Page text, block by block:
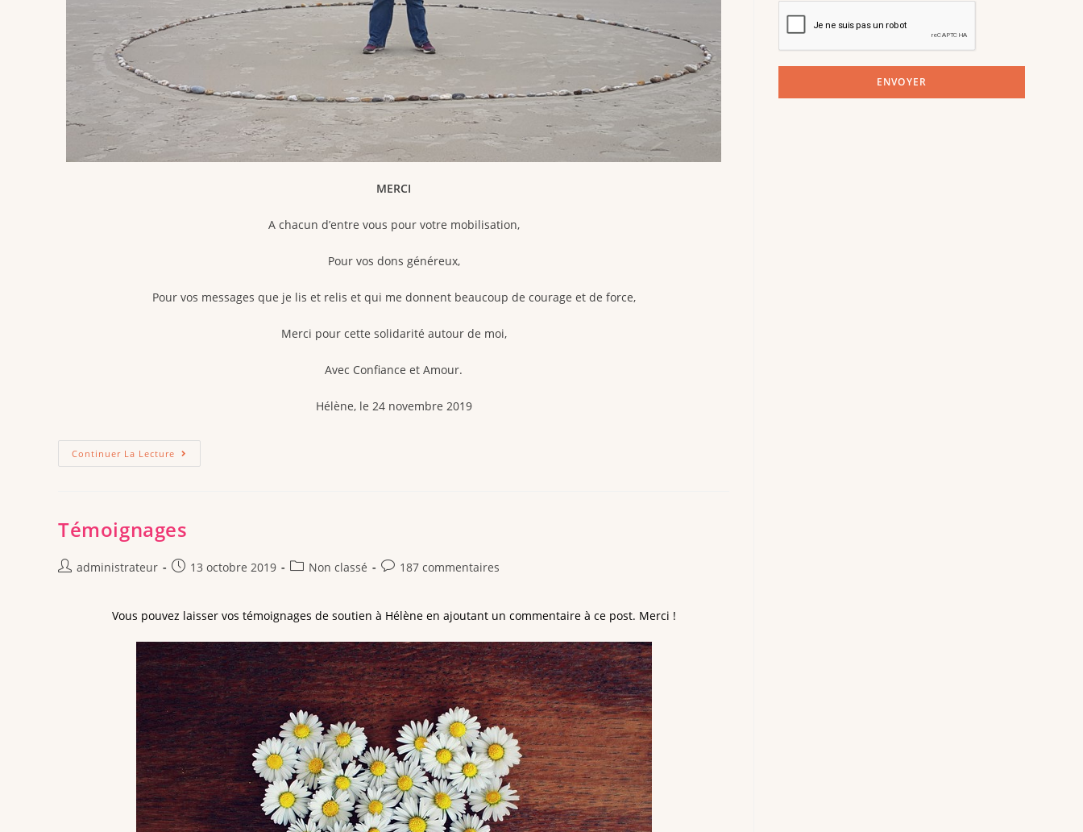
MERCI
A chacun d’entre vous pour votre mobilisation,
Pour vos dons généreux,
Pour vos messages que je lis et relis et qui me donnent beaucoup de courage et de force,
Merci pour cette solidarité autour de moi,
Avec Confiance et Amour.
Hélène, le 24 novembre 2019
Continuer La Lecture
Témoignages
administrateur 13 octobre 2019 Non classé 187 commentaires
Vous pouvez laisser vos témoignages de soutien à Hélène en ajoutant un commentaire à ce post. Merci !
ENVOYER